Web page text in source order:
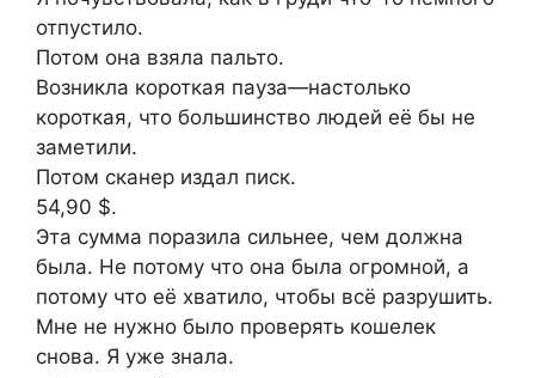
отпустило.
Потом она взяла пальто.
Возникла короткая пауза—настолько
короткая, что большинство людей её бы не
заметили.
Потом сканер издал писк.
54,90 $.
Эта сумма поразила сильнее, чем должна
была. Не потому что она была огромной, а
потому что её хватило, чтобы всё разрушить.
Мне не нужно было проверять кошелек
снова. Я уже знала.